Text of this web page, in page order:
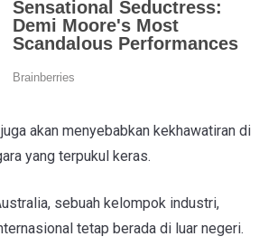
akan menyebabkan kekhawatiran di
yang terpukul keras.
sebuah kelompok industri,
tetap berada di luar negeri.